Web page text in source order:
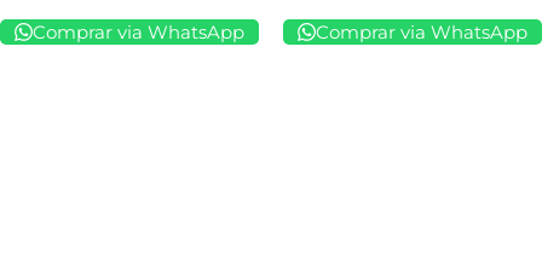
Comprar via WhatsApp Comprar via WhatsApp